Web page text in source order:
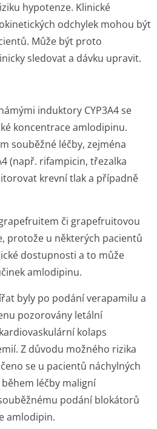
hypotenze. Klinické
odchylek mohou být
Může být proto
sledovat a dávku upravit.
induktory CYP3A4 se
koncentrace amlodipinu.
souběžné léčby, zejména
(např. rifampicin, třezalka
krevní tlak a případně
či grapefruitovou
protože u některých pacientů
dostupnosti a to může
amlodipinu.
byly po podání verapamilu a
pozorovány letální
kolaps
Z důvodu možného rizika
se u pacientů náchylných
léčby maligní
podání blokátorů
amlodipin.